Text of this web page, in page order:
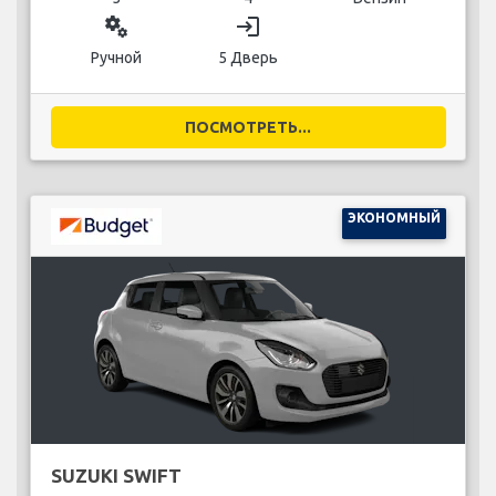
miscellaneous_services
Ручной
login
5 Дверь
ПОСМОТРЕТЬ...
ЭКОНОМНЫЙ
SUZUKI SWIFT